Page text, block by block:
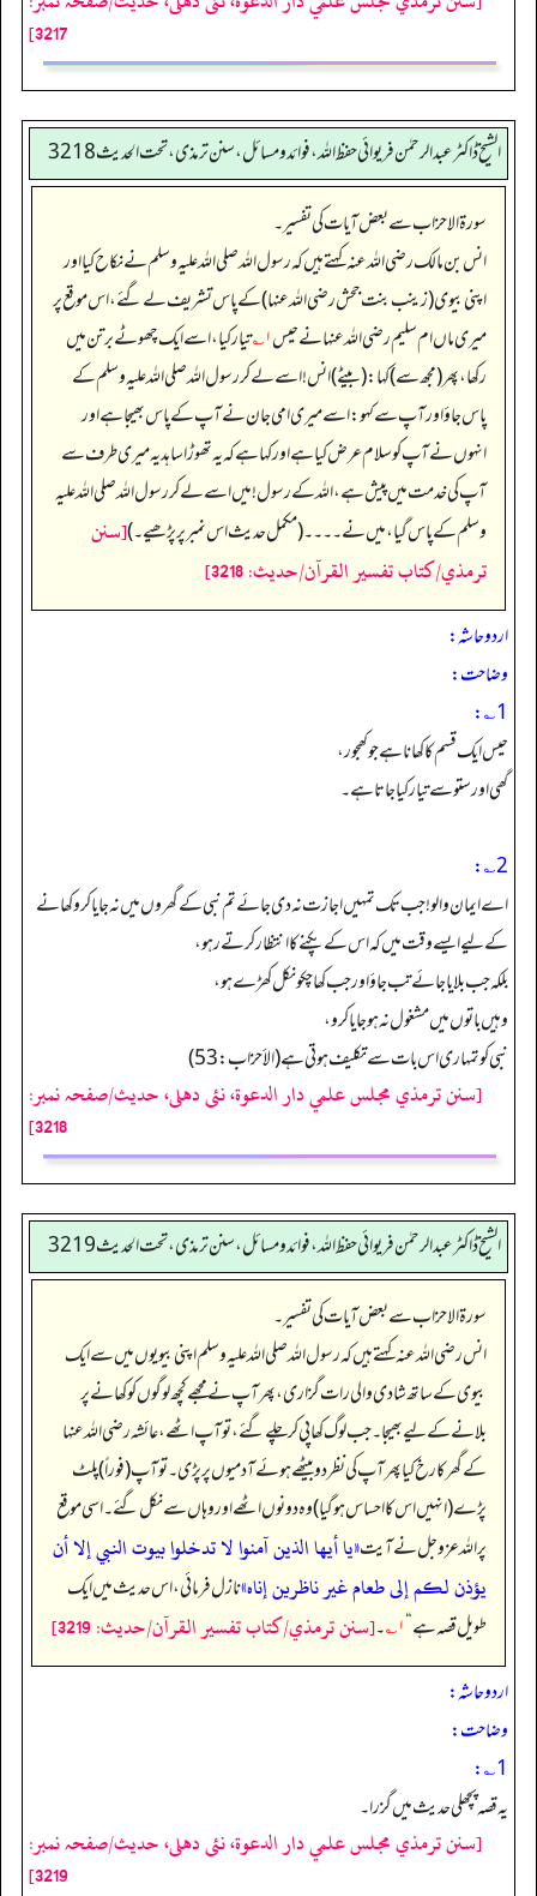
3217]
الشیخ ڈاکٹر عبد الرحمٰن فریوائی حفظ اللہ، فوائد و مسائل، سنن ترمذی، تحت الحديث 3218
سورۃ الاحزاب سے بعض آیات کی تفسیر۔
انس بن مالک رضی الله عنہ کہتے ہیں کہ رسول اللہ صلی اللہ علیہ وسلم نے نکاح کیا اور
اپنی بیوی (زینب بنت جحش رضی الله عنہا) کے پاس تشریف لے گئے، اس موقع پر
میری ماں ام سلیم رضی الله عنہا نے حیس۱؎ تیار کیا، اسے ایک چھوٹے برتن میں
رکھا، پھر (مجھ سے) کہا: (بیٹے) انس! اسے لے کر رسول اللہ صلی اللہ علیہ وسلم کے
پاس جاؤ اور آپ سے کہو: اسے میری امی جان نے آپ کے پاس بھیجا ہے اور
انہوں نے آپ کو سلام عرض کیا ہے اور کہا ہے کہ یہ تھوڑا سا ہدیہ میری طرف سے
آپ کی خدمت میں پیش ہے، اللہ کے رسول! میں اسے لے کر رسول اللہ صلی اللہ علیہ
وسلم کے پاس گیا، میں نے۔۔۔۔ (مکمل حدیث اس نمبر پر پڑھیے۔)[سنن
ترمذي/كتاب تفسير القرآن/حدیث: 3218]
اردو حاشہ:
وضاحت:
1؎:
حیس ایک قسم کا کھانا ہے جو کھجور،
گھی اور ستو سے تیار کیا جاتا ہے۔
2؎:
اے ایمان والو! جب تک تمہیں اجازت نہ دی جائے تم نبی کے گھروں میں نہ جایا کرو کھانے
کے لیے ایسے وقت میں کہ اس کے پکنے کا انتظارکرتے رہو،
بلکہ جب بلایا جائے تب جاؤ اور جب کھا چکو نکل کھڑے ہو،
وہیں باتوں میں مشغول نہ ہو جایا کرو،
نبی کو تمہاری اس بات سے تکلیف ہوتی ہے (الأحزاب: 53)
[سنن ترمذي مجلس علمي دار الدعوة، نئى دهلى، حدیث/صفحہ نمبر:
3218]
الشیخ ڈاکٹر عبد الرحمٰن فریوائی حفظ اللہ، فوائد و مسائل، سنن ترمذی، تحت الحديث 3219
سورۃ الاحزاب سے بعض آیات کی تفسیر۔
انس رضی الله عنہ کہتے ہیں کہ رسول اللہ صلی اللہ علیہ وسلم اپنی بیویوں میں سے ایک
بیوی کے ساتھ شادی والی رات گزاری، پھر آپ نے مجھے کچھ لوگوں کو کھانے پر
بلانے کے لیے بھیجا۔ جب لوگ کھا پی کر چلے گئے، تو آپ اٹھے، عائشہ رضی الله عنہا
کے گھر کا رخ کیا پھر آپ کی نظر دو بیٹھے ہوئے آدمیوں پر پڑی۔ تو آپ (فوراً) پلٹ
پڑے (انہیں اس کا احساس ہو گیا) وہ دونوں اٹھے اور وہاں سے نکل گئے۔ اسی موقع
پر اللہ عزوجل نے آیت«يا أيها الذين آمنوا لا تدخلوا بيوت النبي إلا أن
يؤذن لكم إلى طعام غير ناظرين إناه»نازل فرمائی، اس حدیث میں ایک
طویل قصہ ہے“۱؎ ۔[سنن ترمذي/كتاب تفسير القرآن/حدیث: 3219]
اردو حاشہ:
وضاحت:
1؎:
یہ قصہ پچھلی حدیث میں گزرا۔
[سنن ترمذي مجلس علمي دار الدعوة، نئى دهلى، حدیث/صفحہ نمبر:
3219]